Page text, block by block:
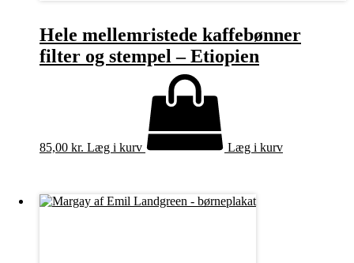
Hele mellemristede kaffebønner
filter og stempel – Etiopien
85,00 kr. Læg i kurv Læg i kurv